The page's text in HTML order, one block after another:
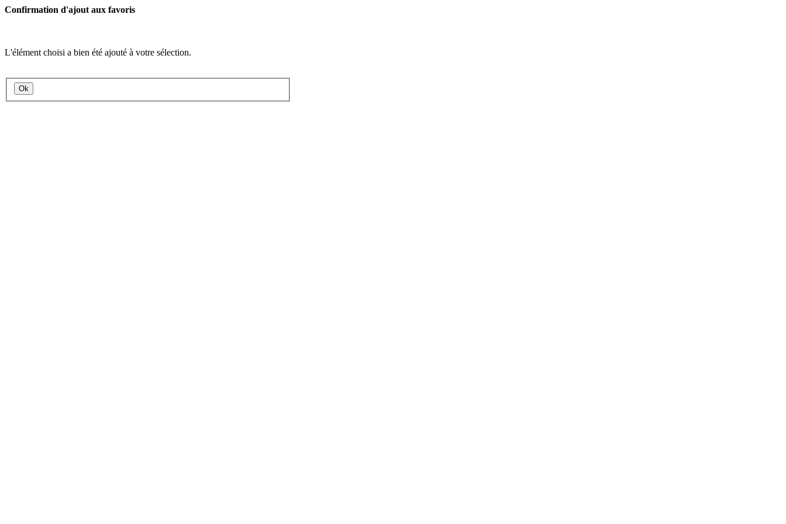
Confirmation d'ajout aux favoris
L'élément choisi a bien été ajouté à votre sélection.